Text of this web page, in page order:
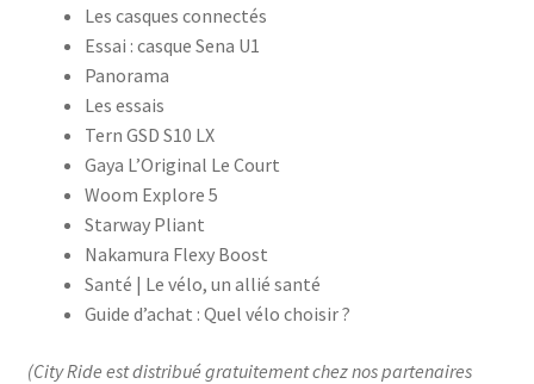
Les casques connectés
Essai : casque Sena U1
Panorama
Les essais
Tern GSD S10 LX
Gaya L’Original Le Court
Woom Explore 5
Starway Pliant
Nakamura Flexy Boost
Santé | Le vélo, un allié santé
Guide d’achat : Quel vélo choisir ?
(City Ride est distribué gratuitement chez nos partenaires